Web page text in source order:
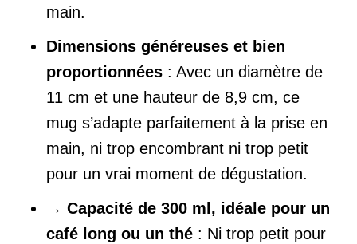
main.
Dimensions généreuses et bien
proportionnées : Avec un diamètre de
11 cm et une hauteur de 8,9 cm, ce
mug s’adapte parfaitement à la prise en
main, ni trop encombrant ni trop petit
pour un vrai moment de dégustation.
→ Capacité de 300 ml, idéale pour un
café long ou un thé : Ni trop petit pour